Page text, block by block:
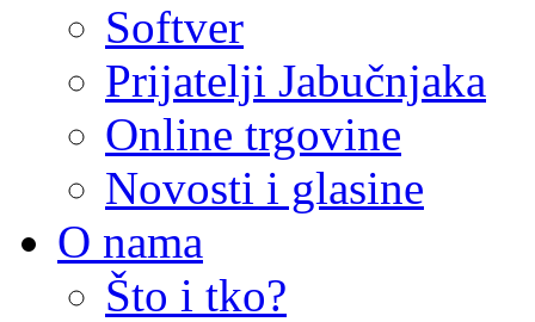
Softver
Prijatelji Jabučnjaka
Online trgovine
Novosti i glasine
O nama
Što i tko?